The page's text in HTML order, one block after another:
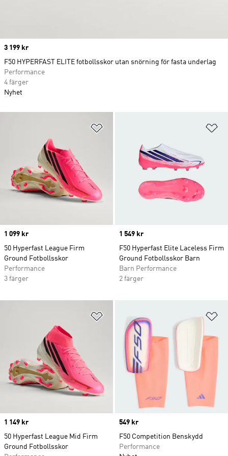
Price
1 099 kr
50 Hyperfast League Firm
Ground Fotbollsskor
Performance
3 färger
Price
1 549 kr
F50 Hyperfast Elite Laceless Firm
Ground Fotbollsskor Barn
Barn Performance
2 färger
Price
1 149 kr
50 Hyperfast League Mid Firm
Ground Fotbollsskor
Price
549 kr
F50 Competition Benskydd
Performance
Price
3 199 kr
F50 HYPERFAST ELITE fotbollsskor utan snörning för fasta underlag
Performance
4 färger
Nyhet